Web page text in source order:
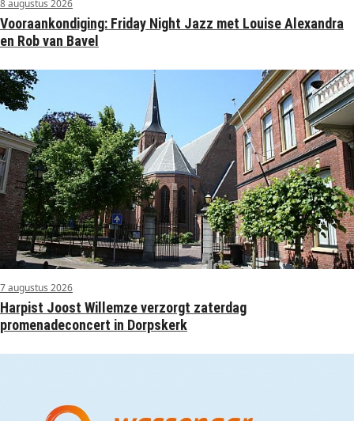
8 augustus 2026
Vooraankondiging: Friday Night Jazz met Louise Alexandra
en Rob van Bavel
7 augustus 2026
Harpist Joost Willemze verzorgt zaterdag
promenadeconcert in Dorpskerk